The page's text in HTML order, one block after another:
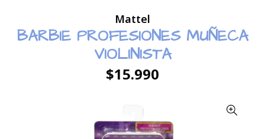
Mattel
BARBIE PROFESIONES MUÑECA
VIOLINISTA
$15.990